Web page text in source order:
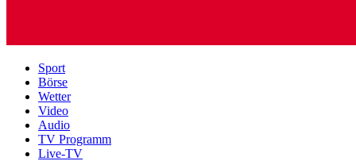
Sport
Börse
Wetter
Video
Audio
TV Programm
Live-TV